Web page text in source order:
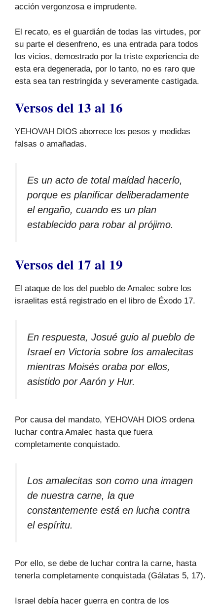
acción vergonzosa e imprudente.
El recato, es el guardián de todas las virtudes, por
su parte el desenfreno, es una entrada para todos
los vicios, demostrado por la triste experiencia de
esta era degenerada, por lo tanto, no es raro que
esta sea tan restringida y severamente castigada.
Versos del 13 al 16
YEHOVAH DIOS aborrece los pesos y medidas
falsas o amañadas.
Es un acto de total maldad hacerlo,
porque es planificar deliberadamente
el engaño, cuando es un plan
establecido para robar al prójimo.
Versos del 17 al 19
El ataque de los del pueblo de Amalec sobre los
israelitas está registrado en el libro de Éxodo 17.
En respuesta, Josué guio al pueblo de
Israel en Victoria sobre los amalecitas
mientras Moisés oraba por ellos,
asistido por Aarón y Hur.
Por causa del mandato, YEHOVAH DIOS ordena
luchar contra Amalec hasta que fuera
completamente conquistado.
Los amalecitas son como una imagen
de nuestra carne, la que
constantemente está en lucha contra
el espíritu.
Por ello, se debe de luchar contra la carne, hasta
tenerla completamente conquistada (Gálatas 5, 17).
Israel debía hacer guerra en contra de los